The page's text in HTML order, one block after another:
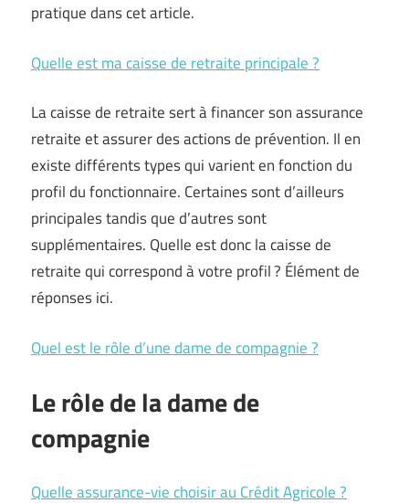
pratique dans cet article.
Quelle est ma caisse de retraite principale ?
La caisse de retraite sert à financer son assurance
retraite et assurer des actions de prévention. Il en
existe différents types qui varient en fonction du
profil du fonctionnaire. Certaines sont d’ailleurs
principales tandis que d’autres sont
supplémentaires. Quelle est donc la caisse de
retraite qui correspond à votre profil ? Élément de
réponses ici.
Quel est le rôle d’une dame de compagnie ?
Le rôle de la dame de
compagnie
Quelle assurance-vie choisir au Crédit Agricole ?